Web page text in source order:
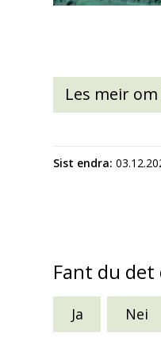
Les meir
Sist endra
Fant du
Ja Nei